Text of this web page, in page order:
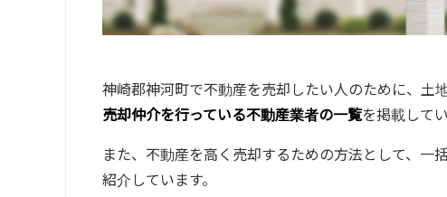
神崎郡神河町で不動産を売却したい人のために、土
売却仲介を行っている不動産業者の一覧を掲載してい
また、不動産を高く売却するための方法として、一
紹介しています。